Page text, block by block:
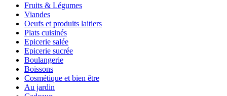
Fruits & Légumes
Viandes
Oeufs et produits laitiers
Plats cuisinés
Epicerie salée
Epicerie sucrée
Boulangerie
Boissons
Cosmétique et bien être
Au jardin